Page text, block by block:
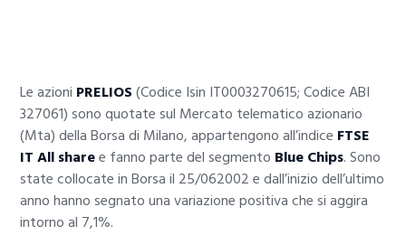
Le azioni PRELIOS(Codice Isin IT0003270615; Codice ABI
327061) sono quotate sul Mercato telematico azionario
(Mta) della Borsa di Milano, appartengono all’indice FTSE
IT All sharee fanno parte del segmento Blue Chips. Sono
state collocate in Borsa il 25/062002 e dall’inizio dell’ultimo
anno hanno segnato una variazione positiva che si aggira
intorno al 7,1%.